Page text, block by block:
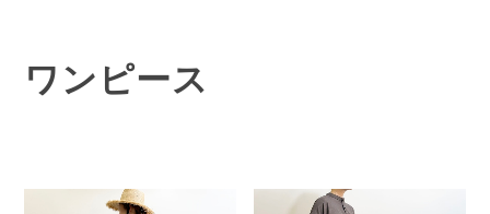
ワンピース